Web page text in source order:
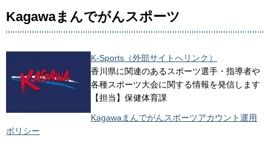
Kagawaまんでがんスポーツ
K-Sports（外部サイトへリンク）
香川県に関連のあるスポーツ選手・指導者や
各種スポーツ大会に関する情報を発信します
【担当】保健体育課
Kagawaまんでがんスポーツアカウント運用
ポリシー